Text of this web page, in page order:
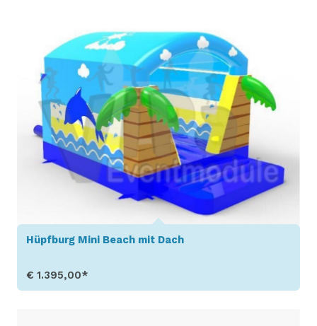
Hüpfburg Mini Beach mit Dach
€ 1.395,00*